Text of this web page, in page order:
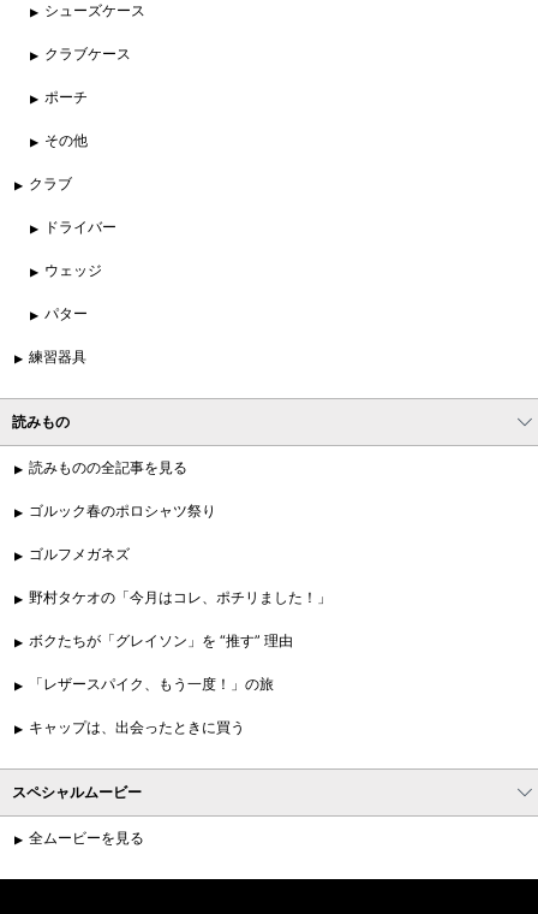
シューズケース
クラブケース
ポーチ
その他
クラブ
ドライバー
ウェッジ
パター
練習器具
読みもの
読みものの全記事を見る
ゴルック春のポロシャツ祭り
ゴルフメガネズ
野村タケオの「今月はコレ、ポチリました！」
ボクたちが「グレイソン」を “推す” 理由
「レザースパイク、もう一度！」の旅
キャップは、出会ったときに買う
スペシャルムービー
全ムービーを見る